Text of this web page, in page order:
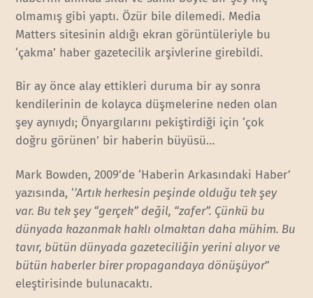
olmamış gibi yaptı. Özür bile dilemedi. Media
Matters sitesinin aldığı ekran görüntüleriyle bu
‘çakma’ haber gazetecilik arşivlerine girebildi.
Bir ay önce alay ettikleri duruma bir ay sonra
kendilerinin de kolayca düşmelerine neden olan
şey aynıydı; Önyargılarını pekiştirdiği için ‘çok
doğru görünen’ bir haberin büyüsü…
Mark Bowden, 2009’de ‘Haberin Arkasındaki Haber’
yazısında, ‘’Artık herkesin peşinde olduğu tek şey
var. Bu tek şey “gerçek” değil, “zafer”. Çünkü bu
dünyada kazanmak haklı olmaktan daha mühim. Bu
tavır, bütün dünyada gazeteciliğin yerini alıyor ve
bütün haberler birer propagandaya dönüşüyor”
eleştirisinde bulunacaktı.